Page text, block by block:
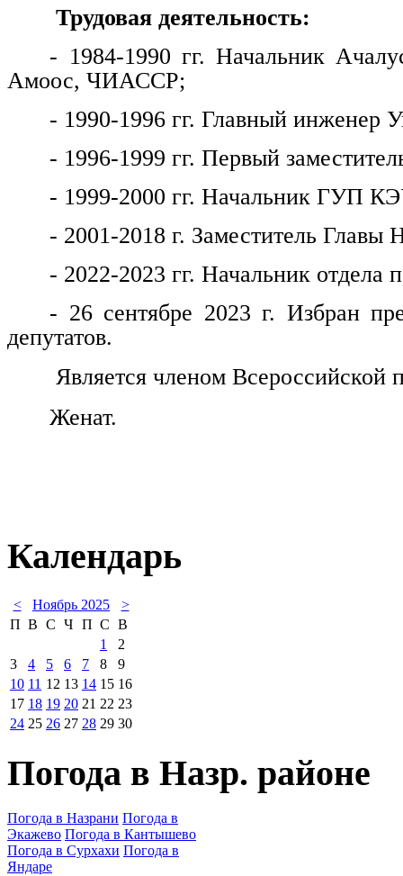
Трудовая деятельность:
- 1984-1990 гг. Начальник
Амоос, ЧИАССР;
- 1990-1996 гг. Главный
- 1996-1999 гг. Первый
- 1999-2000 гг. Начальник ГУП
- 2001-2018 г. Заместитель Главы
- 2022-2023 гг. Начальник
- 26 сентябре 2023 г. Избран
депутатов.
Является членом Всероссийской
Женат.
Календарь
< Ноябрь 2025
>
П В С Ч П С В
1
2
3
4 5 6 7 8
9
10 11 12 13 14 15 16
17 18 19 20 21 22 23
24 25 26 27 28 29 30
Погода в Назр. районе
Погода в Назрани Погода в
Экажево Погода в Кантышево
Погода в Сурхахи Погода в
Яндаре